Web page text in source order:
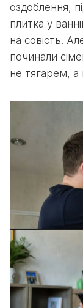
оздоблення,
плитка у
на совість.
починали
не тягарем,